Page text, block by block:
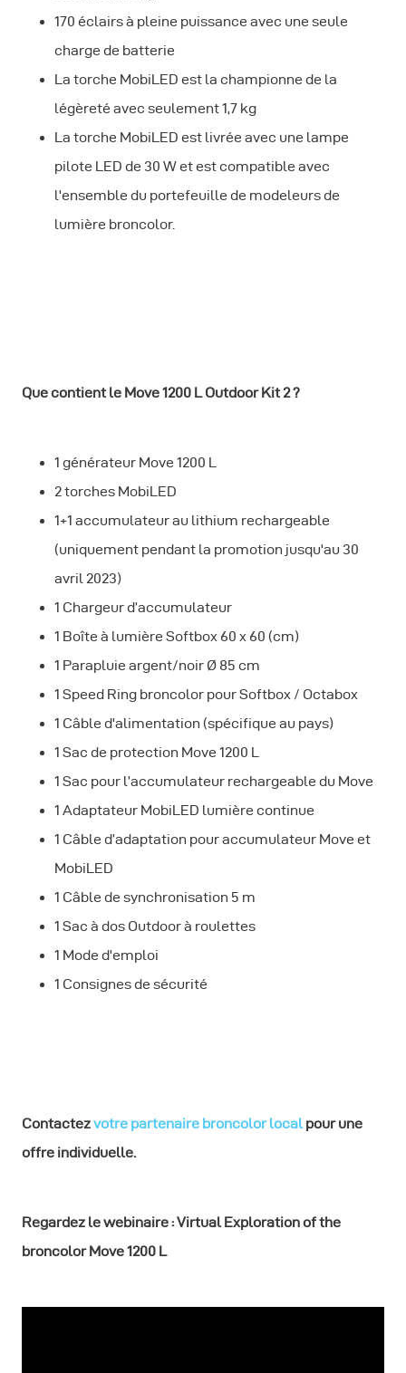
170 éclairs à pleine puissance avec une seule
charge de batterie
La torche MobiLED est la championne de la
légèreté avec seulement 1,7 kg
La torche MobiLED est livrée avec une lampe
pilote LED de 30 W et est compatible avec
l'ensemble du portefeuille de modeleurs de
lumière broncolor.
Que contient le Move 1200 L Outdoor Kit 2 ?
1 générateur Move 1200 L
2 torches MobiLED
1+1 accumulateur au lithium rechargeable
(uniquement pendant la promotion jusqu'au 30
avril 2023)
1 Chargeur d’accumulateur
1 Boîte à lumière Softbox 60 x 60 (cm)
1 Parapluie argent/noir Ø 85 cm
1 Speed Ring broncolor pour Softbox / Octabox
1 Câble d'alimentation (spécifique au pays)
1 Sac de protection Move 1200 L
1 Sac pour l’accumulateur rechargeable du Move
1 Adaptateur MobiLED lumière continue
1 Câble d’adaptation pour accumulateur Move et
MobiLED
1 Câble de synchronisation 5 m
1 Sac à dos Outdoor à roulettes
1 Mode d'emploi
1 Consignes de sécurité
Contactezvotre partenaire broncolor local pour une
offre individuelle.
Regardez lewebinaire : Virtual Exploration of the
broncolor Move 1200 L